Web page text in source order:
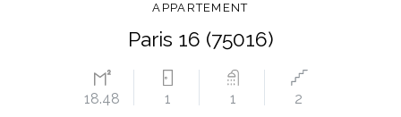
APPARTEMENT
Paris 16 (75016)
18.48 1 1 2